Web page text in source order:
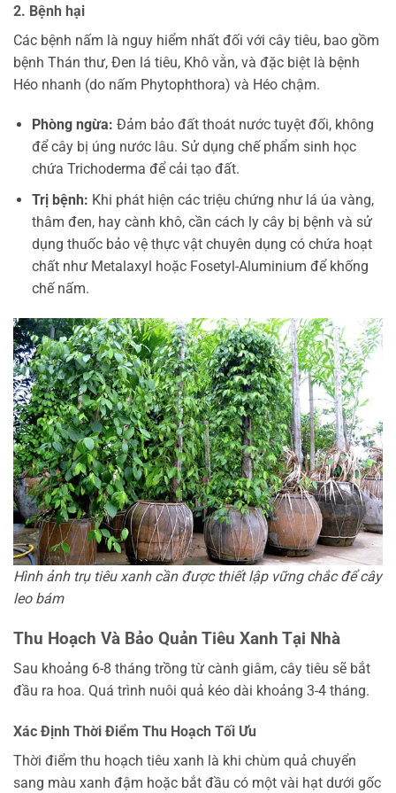
2. Bệnh hại
Các bệnh nấm là nguy hiểm nhất đối với cây tiêu, bao gồm
bệnh Thán thư, Đen lá tiêu, Khô vằn, và đặc biệt là bệnh
Héo nhanh (do nấm Phytophthora) và Héo chậm.
Phòng ngừa: Đảm bảo đất thoát nước tuyệt đối, không
để cây bị úng nước lâu. Sử dụng chế phẩm sinh học
chứa Trichoderma để cải tạo đất.
Trị bệnh: Khi phát hiện các triệu chứng như lá úa vàng,
thâm đen, hay cành khô, cần cách ly cây bị bệnh và sử
dụng thuốc bảo vệ thực vật chuyên dụng có chứa hoạt
chất như Metalaxyl hoặc Fosetyl-Aluminium để khống
chế nấm.
Hình ảnh trụ tiêu xanh cần được thiết lập vững chắc để cây
leo bám
Thu Hoạch Và Bảo Quản Tiêu Xanh Tại Nhà
Sau khoảng 6-8 tháng trồng từ cành giâm, cây tiêu sẽ bắt
đầu ra hoa. Quá trình nuôi quả kéo dài khoảng 3-4 tháng.
Xác Định Thời Điểm Thu Hoạch Tối Ưu
Thời điểm thu hoạch tiêu xanh là khi chùm quả chuyển
sang màu xanh đậm hoặc bắt đầu có một vài hạt dưới gốc